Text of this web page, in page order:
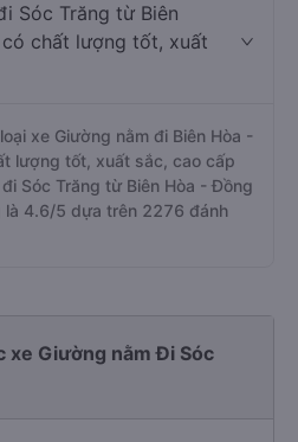
Sóc Trăng từ Biên
chất lượng tốt, xuất
xe Giường nằm đi Biên Hòa -
lượng tốt, xuất sắc, cao cấp
Sóc Trăng từ Biên Hòa - Đồng
là 4.6/5 dựa trên 2276 đánh
xe Giường nằm Đi Sóc